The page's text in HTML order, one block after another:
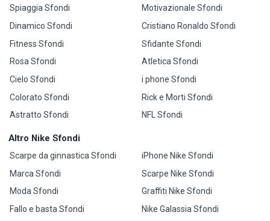
Spiaggia Sfondi
Dinamico Sfondi
Fitness Sfondi
Rosa Sfondi
Cielo Sfondi
Colorato Sfondi
Astratto Sfondi
Motivazionale Sfondi
Cristiano Ronaldo Sfondi
Sfidante Sfondi
Atletica Sfondi
i phone Sfondi
Rick e Morti Sfondi
NFL Sfondi
Altro Nike Sfondi
Scarpe da ginnastica Sfondi
Marca Sfondi
Moda Sfondi
Fallo e basta Sfondi
iPhone Nike Sfondi
Scarpe Nike Sfondi
Graffiti Nike Sfondi
Nike Galassia Sfondi